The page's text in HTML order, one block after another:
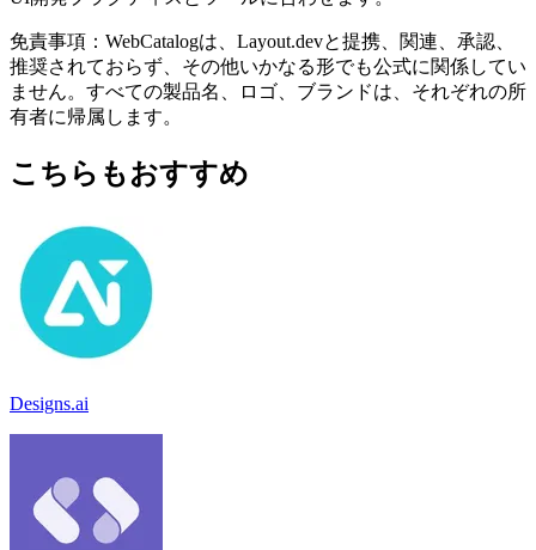
免責事項：WebCatalogは、Layout.devと提携、関連、承認、
推奨されておらず、その他いかなる形でも公式に関係してい
ません。すべての製品名、ロゴ、ブランドは、それぞれの所
有者に帰属します。
こちらもおすすめ
Designs.ai